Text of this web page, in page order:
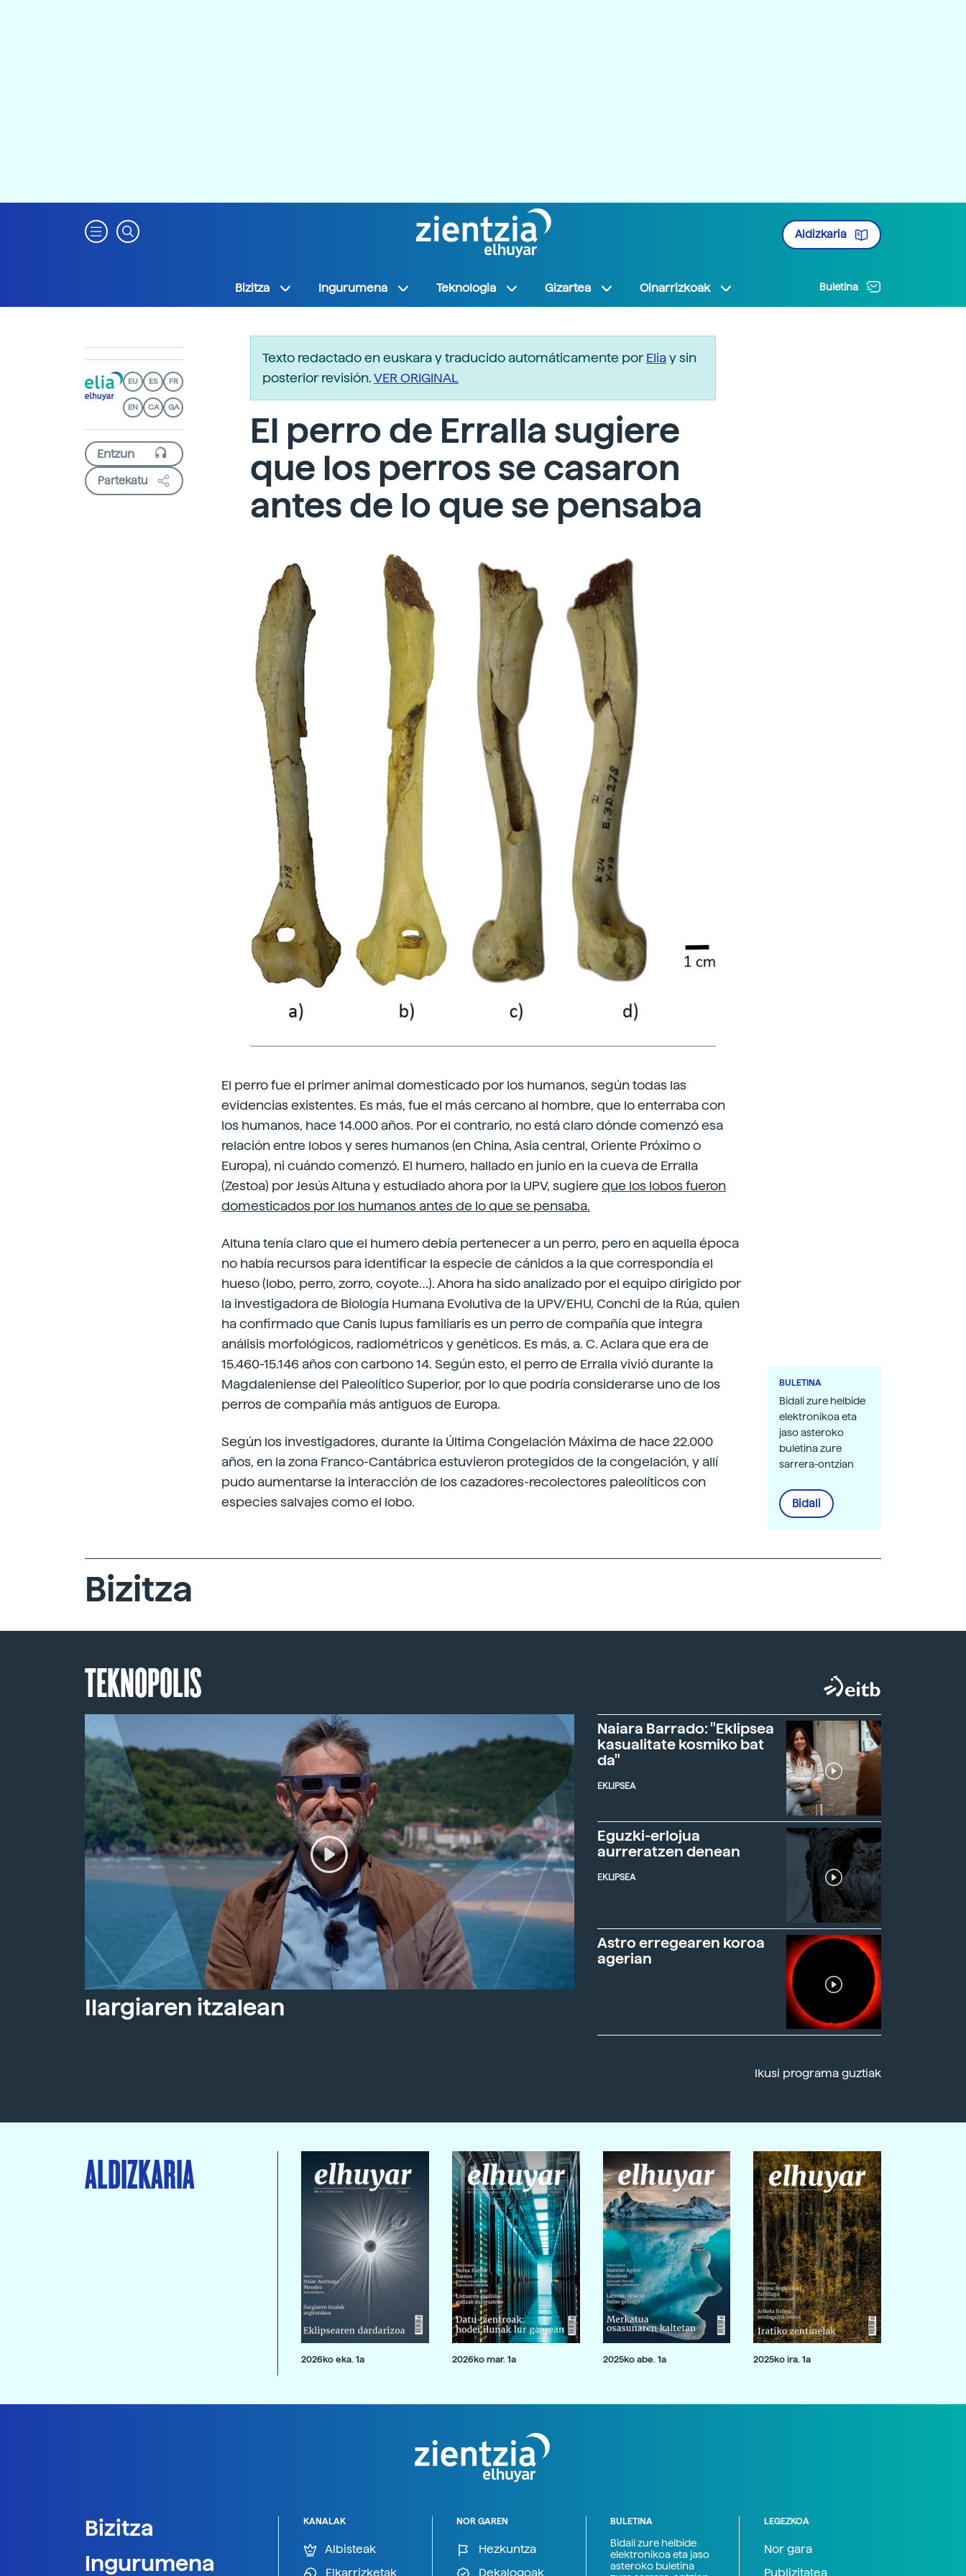
Aldizkaria
Bizitza Ingurumena Teknologia Gizartea Oinarrizkoak Buletina
EU ES FR
EN CA GA
Partekatu
Texto redactado en euskara y traducido automáticamente porEliay sin
posterior revisión.VER ORIGINAL
El perro de Erralla sugiere
que los perros se casaron
antes de lo que se pensaba
El perro fue el primer animal domesticado por los humanos, según todas las
evidencias existentes. Es más, fue el más cercano al hombre, que lo enterraba con
los humanos, hace 14.000 años. Por el contrario, no está claro dónde comenzó esa
relación entre lobos y seres humanos (en China, Asia central, Oriente Próximo o
Europa), ni cuándo comenzó. El humero, hallado en junio en la cueva de Erralla
(Zestoa) por Jesús Altuna y estudiado ahora por la UPV, sugiere que los lobos fueron
domesticados por los humanos antes de lo que se pensaba.
Altuna tenía claro que el humero debía pertenecer a un perro, pero en aquella época
no había recursos para identificar la especie de cánidos a la que correspondía el
hueso (lobo, perro, zorro, coyote…). Ahora ha sido analizado por el equipo dirigido por
la investigadora de Biología Humana Evolutiva de la UPV/EHU, Conchi de la Rúa, quien
ha confirmado que Canis lupus familiaris es un perro de compañía que integra
análisis morfológicos, radiométricos y genéticos. Es más, a. C. Aclara que era de
15.460-15.146 años con carbono 14. Según esto, el perro de Erralla vivió durante la
Magdaleniense del Paleolítico Superior, por lo que podría considerarse uno de los
perros de compañía más antiguos de Europa.
Según los investigadores, durante la Última Congelación Máxima de hace 22.000
años, en la zona Franco-Cantábrica estuvieron protegidos de la congelación, y allí
pudo aumentarse la interacción de los cazadores-recolectores paleolíticos con
especies salvajes como el lobo.
BULETINA
Bidali zure helbide
elektronikoa eta
jaso asteroko
buletina zure
sarrera-ontzian
Bidali
Bizitza
TEKNOPOLIS
Ilargiaren itzalean
Naiara Barrado: "Eklipsea
kasualitate kosmiko bat
da"
EKLIPSEA
Eguzki-erlojua
aurreratzen denean
EKLIPSEA
Astro erregearen koroa
agerian
Ikusi programa guztiak
ALDIZKARIA
2026ko eka. 1a 2026ko mar. 1a 2025ko abe. 1a 2025ko ira. 1a
Bizitza
Ingurumena
KANALAK
Albisteak
Elkarrizketak
NOR GAREN
Hezkuntza
Dekalogoak
BULETINA
Bidali zure helbide
elektronikoa eta jaso
asteroko buletina
LEGEZKOA
Nor gara
Publizitatea